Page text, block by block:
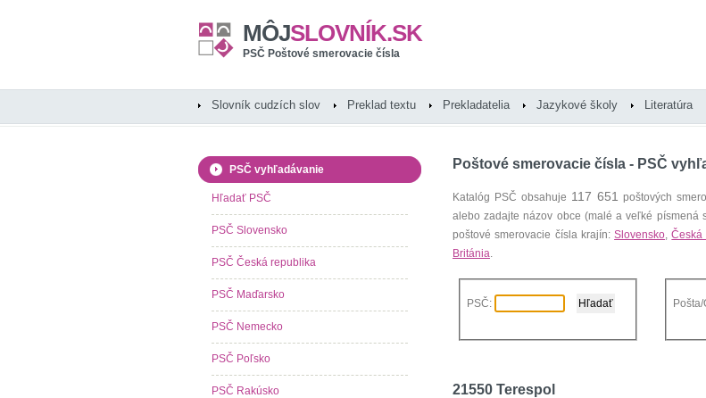
MÔJSLOVNÍK.SK
PSČ Poštové smerovacie čísla
Slovník cudzích slov Preklad textu Prekladatelia Jazykové školy Literatúra
Poštové smerovacie čísla - PSČ
Katalóg PSČ obsahuje 117 651 poštových
alebo zadajte názov obce (malé a veľké písmená
poštové smerovacie čísla krajín:Slovensko,Česká
Británia.
PSČ:
21550 Terespol
PSČ vyhľadávanie
Hľadať PSČ
PSČ Slovensko
PSČ Česká republika
PSČ Maďarsko
PSČ Nemecko
PSČ Poľsko
PSČ Rakúsko